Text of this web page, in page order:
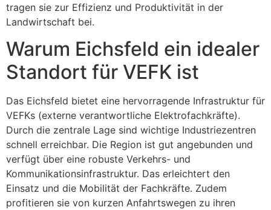
tragen sie zur Effizienz und Produktivität in der
Landwirtschaft bei.
Warum Eichsfeld ein idealer
Standort für VEFK ist
Das Eichsfeld bietet eine hervorragende Infrastruktur für
VEFKs (externe verantwortliche Elektrofachkräfte).
Durch die zentrale Lage sind wichtige Industriezentren
schnell erreichbar. Die Region ist gut angebunden und
verfügt über eine robuste Verkehrs- und
Kommunikationsinfrastruktur. Das erleichtert den
Einsatz und die Mobilität der Fachkräfte. Zudem
profitieren sie von kurzen Anfahrtswegen zu ihren